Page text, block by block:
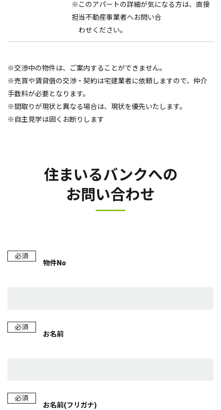
※このアパートの詳細が気になる方は、直接
担当不動産事業者へお問い合
わせください。
※交渉中の物件は、ご案内することができません。
※売買や賃貸借の交渉・契約は宅建業者に依頼しますので、仲介
手数料が必要となります。
※間取りが現状と異なる場合は、現状を優先いたします。
※自主見学は固くお断りします
住まいるバンクへの
お問い合わせ
必須
物件No
必須
お名前
必須
お名前(フリガナ)